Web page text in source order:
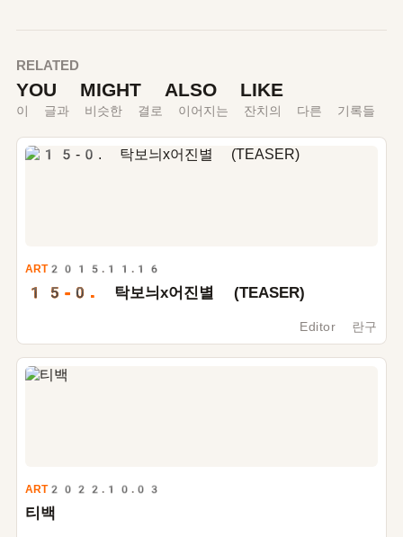
RELATED
YOU MIGHT ALSO LIKE
이 글과 비슷한 결로 이어지는 잔치의 다른 기록들
ART2015.11.16
15-0. 탁보늬x어진별 (TEASER)
Editor 란구
ART2022.10.03
티백